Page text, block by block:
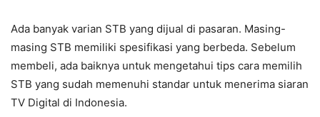
Ada banyak varian STB yang dijual di pasaran. Masing-
masing STB memiliki spesifikasi yang berbeda. Sebelum
membeli, ada baiknya untuk mengetahui tips cara memilih
STB yang sudah memenuhi standar untuk menerima siaran
TV Digital di Indonesia.